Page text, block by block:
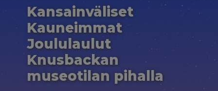
Kansainväliset
Kauneimmat
Joululaulut
Knusbackan
museotilan pihalla